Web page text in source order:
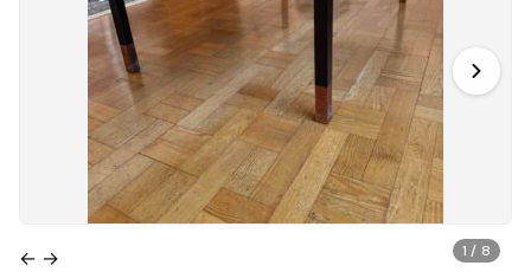
1 / 8
← →